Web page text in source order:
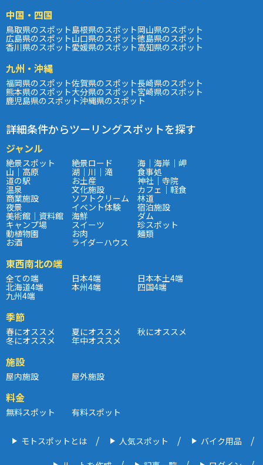
中国・四国
鳥取県のスポット島根県のスポット岡山県のスポット
広島県のスポット山口県のスポット徳島県のスポット
香川県のスポット愛媛県のスポット高知県のスポット
九州・沖縄
福岡県のスポット佐賀県のスポット長崎県のスポット
熊本県のスポット大分県のスポット宮崎県のスポット
鹿児島県のスポット沖縄県のスポット
詳細条件からツーリングスポットを探す
ジャンル
絶景スポット 絶景ロード 海｜海岸｜岬
山｜高原 湖｜川｜滝 食事処
道の駅 お土産 神社｜寺院
温泉 文化施設 カフェ｜軽食
商業施設 ソフトクリーム 林道
夜景 イベント体験 宿泊施設
美術館｜資料館 海鮮 ダム
キャンプ場 スイーツ 珍スポット
動植物園 お肉 麺類
お酒 ライダーハウス
東西南北の端
全ての端 日本4端 日本本土4端
北海道4端 本州4端 四国4端
九州4端
季節
春にオススメ 夏にオススメ 秋にオススメ
冬にオススメ 年中オススメ
施設
屋内施設 屋外施設
料金
無料スポット 有料スポット
モトスポットとは 人気スポット バイク用品